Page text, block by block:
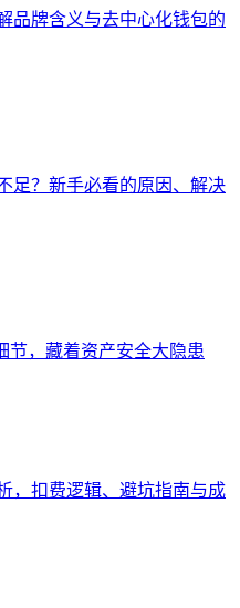
品牌含义与去中心化钱包的
足？新手必看的原因、解决
节，藏着资产安全大隐患
，扣费逻辑、避坑指南与成